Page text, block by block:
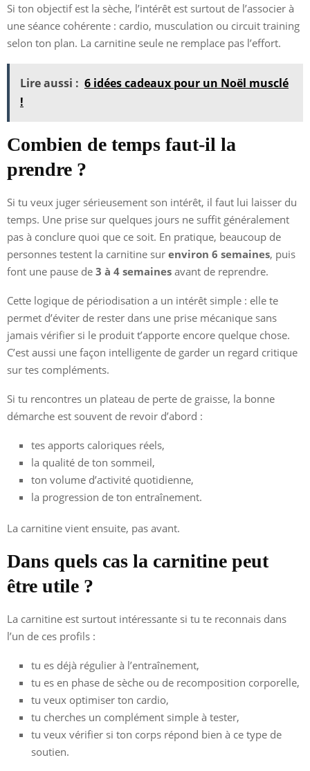
Si ton objectif est la sèche, l’intérêt est surtout de l’associer à
une séance cohérente : cardio, musculation ou circuit training
selon ton plan. La carnitine seule ne remplace pas l’effort.
Lire aussi : 6 idées cadeaux pour un Noël musclé
!
Combien de temps faut-il la
prendre ?
Si tu veux juger sérieusement son intérêt, il faut lui laisser du
temps. Une prise sur quelques jours ne suffit généralement
pas à conclure quoi que ce soit. En pratique, beaucoup de
personnes testent la carnitine sur environ 6 semaines, puis
font une pause de 3 à 4 semaines avant de reprendre.
Cette logique de périodisation a un intérêt simple : elle te
permet d’éviter de rester dans une prise mécanique sans
jamais vérifier si le produit t’apporte encore quelque chose.
C’est aussi une façon intelligente de garder un regard critique
sur tes compléments.
Si tu rencontres un plateau de perte de graisse, la bonne
démarche est souvent de revoir d’abord :
tes apports caloriques réels,
la qualité de ton sommeil,
ton volume d’activité quotidienne,
la progression de ton entraînement.
La carnitine vient ensuite, pas avant.
Dans quels cas la carnitine peut
être utile ?
La carnitine est surtout intéressante si tu te reconnais dans
l’un de ces profils :
tu es déjà régulier à l’entraînement,
tu es en phase de sèche ou de recomposition corporelle,
tu veux optimiser ton cardio,
tu cherches un complément simple à tester,
tu veux vérifier si ton corps répond bien à ce type de
soutien.